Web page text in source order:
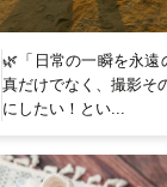
🌿「日常の一瞬を永遠
真だけでなく、撮影そ
にしたい！とい...